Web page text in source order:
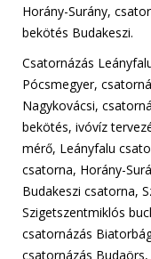
Horány-Surány,
bekötés Budakeszi.
Csatornázás
Pócsmegyer,
Nagykovácsi,
bekötés, ivóvíz
mérő, Leányfalu
csatorna, Horány-
Budakeszi csatorna,
Szigetszentmiklós
csatornázás
csatornázás